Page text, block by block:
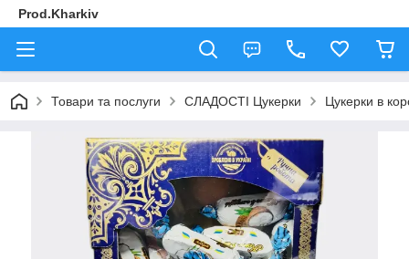
Prod.Kharkiv
Товари та послуги СЛАДОСТІ Цукерки Цукерки в